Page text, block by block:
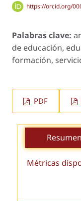
https://orcid.org/
Palabras clave:
de educación,
formación,
PDF
Resumen
Métricas